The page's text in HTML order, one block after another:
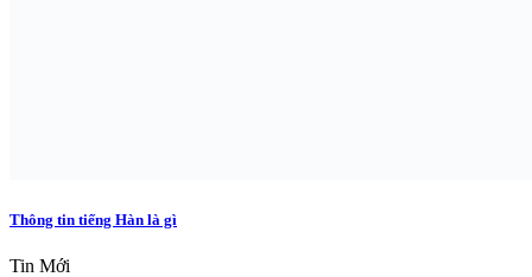
Thông tin tiếng Hàn là gì
Tin Mới